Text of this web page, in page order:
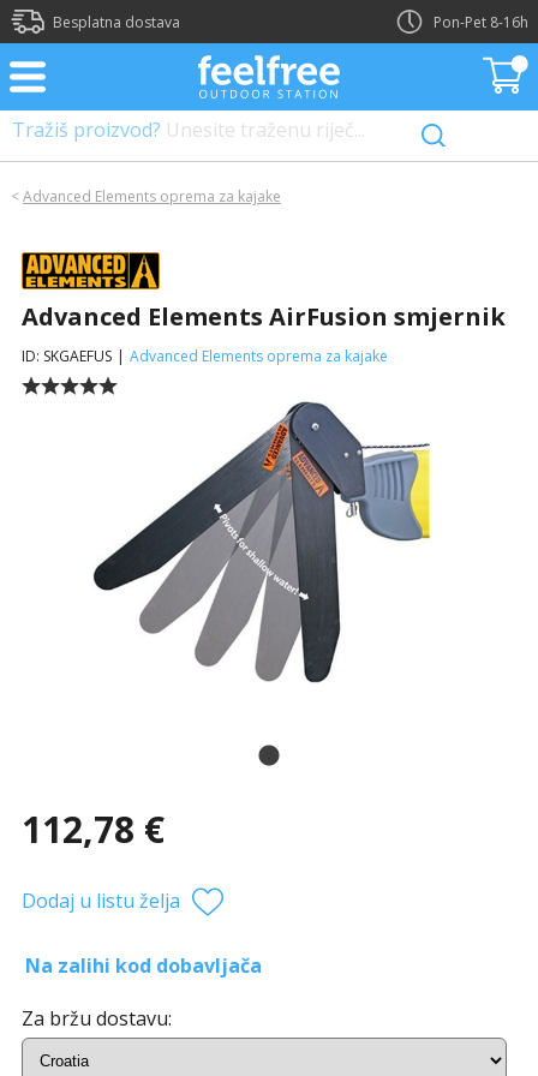
Besplatna dostava Pon-Pet 8-16h
Tražiš proizvod? Unesite traženu riječ...
<Advanced Elements oprema za kajake
Advanced Elements AirFusion smjernik
ID: SKGAEFUS | Advanced Elements oprema za kajake
112,78 €
Dodaj u listu želja
Na zalihi kod dobavljača
Za bržu dostavu: